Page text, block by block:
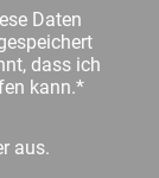
Daten
dass ich
kann.*
aus.